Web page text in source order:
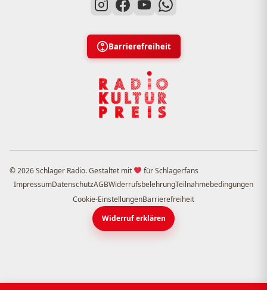
Barrierefreiheit
© 2026 Schlager Radio. Gestaltet mit
für Schlagerfans
ImpressumDatenschutzAGBWiderrufsbelehrungTeilnahmebedingungen
Cookie-EinstellungenBarrierefreiheit
Widerruf erklären